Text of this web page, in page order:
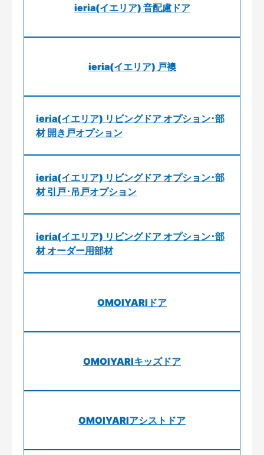
ieria(イエリア) 音配慮ドア
ieria(イエリア) 戸襖
ieria(イエリア) リビングドア オプション･部
材 開き戸オプション
ieria(イエリア) リビングドア オプション･部
材 引戸･吊戸オプション
ieria(イエリア) リビングドア オプション･部
材 オーダー用部材
OMOIYARIドア
OMOIYARIキッズドア
OMOIYARIアシストドア